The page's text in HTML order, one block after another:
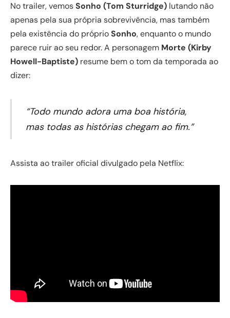
No trailer, vemosSonho (Tom Sturridge) lutando não
apenas pela sua própria sobrevivência, mas também
pela existência do próprioSonho, enquanto o mundo
parece ruir ao seu redor. A personagem Morte (Kirby
Howell-Baptiste) resume bem o tom da temporada ao
dizer:
“Todo mundo adora uma boa história,
mas todas as histórias chegam ao fim.”
Assista ao trailer oficial divulgado pela Netflix: